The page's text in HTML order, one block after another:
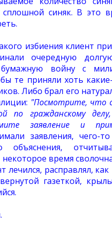
синяк. В это
избиения клиент
очередную
бумажную войну с
те приняли хоть
Либо брал его
"Посмотрите, что
по гражданскому
заявление и
заявления, чего-
объяснения,
время
лечился, расправлял,
газеткой,